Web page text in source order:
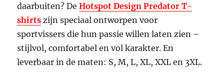
daarbuiten? DeHotspot Design Predator T-
shirts zijn speciaal ontworpen voor
sportvissers die hun passie willen laten zien –
stijlvol, comfortabel en vol karakter. En
leverbaar in de maten: S, M, L, XL, XXL en 3XL.